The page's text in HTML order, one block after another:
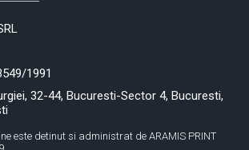
1991
32-44, Bucuresti-Sector 4, Bucuresti,
este detinut si administrat de ARAMIS PRINT